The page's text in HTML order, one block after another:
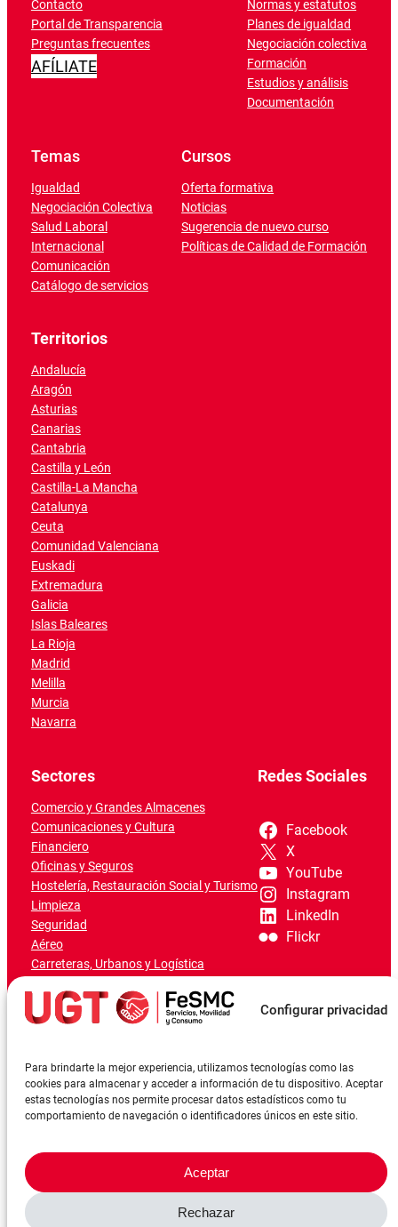
Configurar privacidad
Para brindarte la mejor experiencia, utilizamos tecnologías como las
cookies para almacenar y acceder a información de tu dispositivo. Aceptar
estas tecnologías nos permite procesar datos estadísticos como tu
comportamiento de navegación o identificadores únicos en este sitio.
Aceptar
Rechazar
Contacto
Portal de Transparencia
Preguntas frecuentes
AFÍLIATE
Normas y estatutos
Planes de igualdad
Negociación colectiva
Formación
Estudios y análisis
Documentación
Temas
Igualdad
Negociación Colectiva
Salud Laboral
Internacional
Comunicación
Catálogo de servicios
Cursos
Oferta formativa
Noticias
Sugerencia de nuevo curso
Políticas de Calidad de Formación
Territorios
Andalucía
Aragón
Asturias
Canarias
Cantabria
Castilla y León
Castilla-La Mancha
Catalunya
Ceuta
Comunidad Valenciana
Euskadi
Extremadura
Galicia
Islas Baleares
La Rioja
Madrid
Melilla
Murcia
Navarra
Sectores
Comercio y Grandes Almacenes
Comunicaciones y Cultura
Financiero
Oficinas y Seguros
Hostelería, Restauración Social y Turismo
Limpieza
Seguridad
Aéreo
Carreteras, Urbanos y Logística
Marítimo-Portuario
Redes Sociales
Facebook
X
YouTube
Instagram
LinkedIn
Flickr
©FeSMCUGT 2024